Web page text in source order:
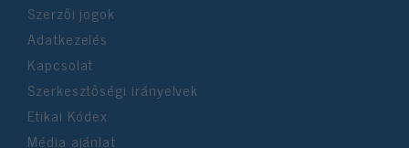
Szerzői jogok
Adatkezelés
Kapcsolat
Szerkesztőségi irányelvek
Etikai Kódex
Média ajánlat